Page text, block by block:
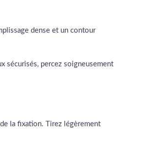
dense et un contour
sécurisés, percez soigneusement
la fixation. Tirez légèrement